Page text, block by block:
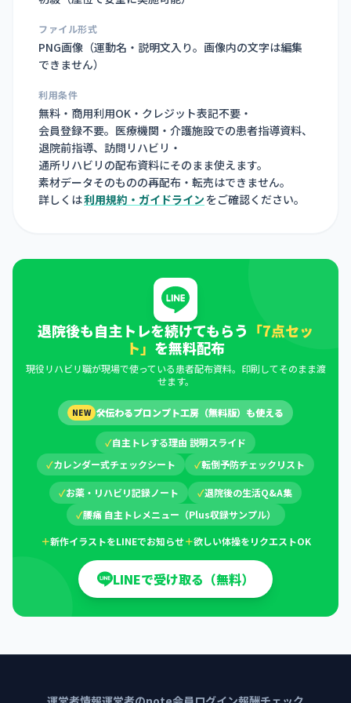
ファイル形式
PNG画像（運動名・説明文入り。画像内の文字は編集
できません）
利用条件
無料・商用利用OK・クレジット表記不要・
会員登録不要。医療機関・介護施設での患者指導資料、
退院前指導、訪問リハビリ・
通所リハビリの配布資料にそのまま使えます。
素材データそのものの再配布・転売はできません。
詳しくは利用規約・ガイドライン をご確認ください。
退院後も自主トレを続けてもらう 「7点セッ
ト」 を無料配布
現役リハビリ職が現場で使っている患者配布資料。印刷してそのまま渡
せます。
NEW 🛠伝わるプロンプト工房（無料版）も使える
✓自主トレする理由 説明スライド
✓カレンダー式チェックシート ✓転倒予防チェックリスト
✓お薬・リハビリ記録ノート ✓退院後の生活Q&A集
✓腰痛 自主トレメニュー（Plus収録サンプル）
＋新作イラストをLINEでお知らせ＋欲しい体操をリクエストOK
LINEで受け取る（無料）